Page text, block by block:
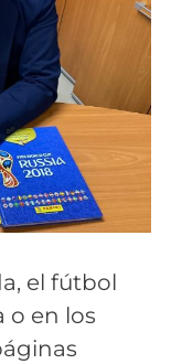
el fútbol
o en los